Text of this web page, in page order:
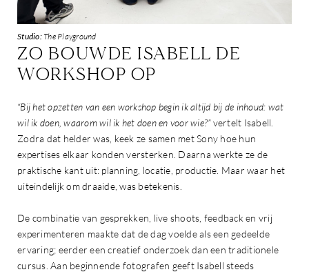
Studio:The Playground
ZO BOUWDE ISABELL DE
WORKSHOP OP
“Bij het opzetten van een workshop begin ik altijd bij de inhoud: wat
wil ik doen, waarom wil ik het doen en voor wie?”vertelt Isabell.
Zodra dat helder was, keek ze samen met Sony hoe hun
expertises elkaar konden versterken. Daarna werkte ze de
praktische kant uit: planning, locatie, productie. Maar waar het
uiteindelijk om draaide, was betekenis.
De combinatie van gesprekken, live shoots, feedback en vrij
experimenteren maakte dat de dag voelde als een gedeelde
ervaring; eerder een creatief onderzoek dan een traditionele
cursus. Aan beginnende fotografen geeft Isabell steeds